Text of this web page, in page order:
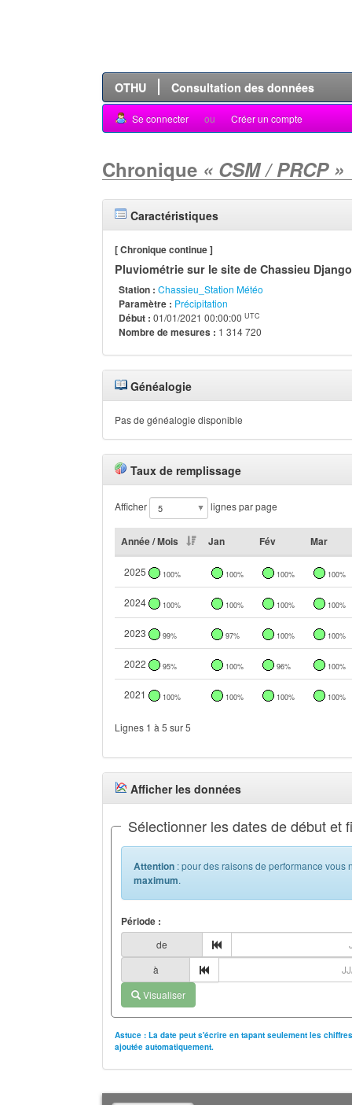
OTHU Consultation des données
Se connecter ou Créer un compte
Chronique « CSM / PRCP »
Caractéristiques
[ Chronique continue ]
Pluviométrie sur le site de Chassieu
Station : Chassieu_Station Météo
Paramètre : Précipitation
Début : 01/01/2021 00:00:00 UTC
Nombre de mesures : 1 314 720
Généalogie
Pas de généalogie disponible
Taux de remplissage
Afficher lignes par page
Année / Mois Jan Fév Mar
2025 100% 100% 100% 100%
2024 100% 100% 100% 100%
2023 99% 97% 100% 100%
2022 95% 100% 96% 100%
2021 100% 100% 100% 100%
Lignes 1 à 5 sur 5
Afficher les données
Sélectionner les dates de début et
Attention : pour des raisons de performance
maximum.
Période :
de
à
Visualiser
Astuce : La date peut s'écrire en tapant seulement les
ajoutée automatiquement.